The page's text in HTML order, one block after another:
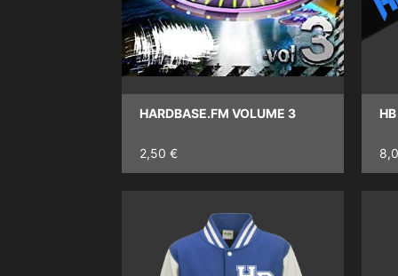
HARDBASE.FM VOLUME 3
2,50 €